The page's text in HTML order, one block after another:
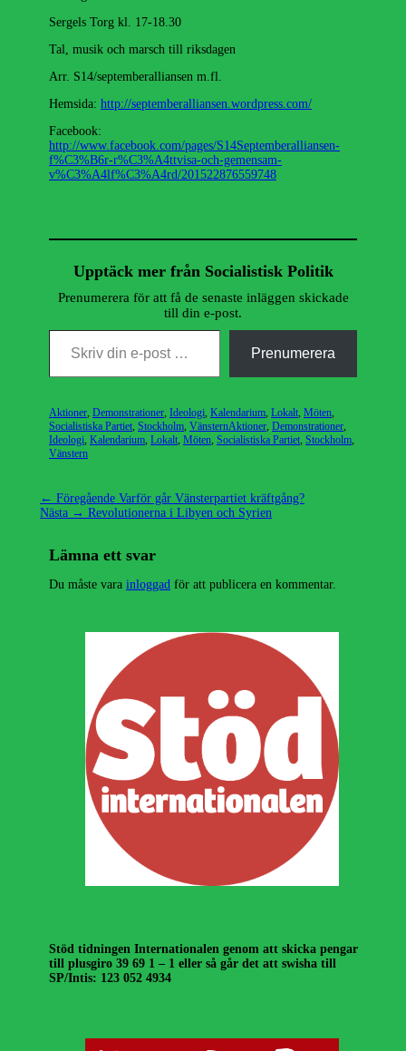
Sergels Torg kl. 17-18.30
Tal, musik och marsch till riksdagen
Arr. S14/septemberalliansen m.fl.
Hemsida: http://septemberalliansen.wordpress.com/
Facebook:
http://www.facebook.com/pages/S14Septemberalliansen-
f%C3%B6r-r%C3%A4ttvisa-och-gemensam-
v%C3%A4lf%C3%A4rd/201522876559748
Upptäck mer från Socialistisk Politik
Prenumerera för att få de senaste inläggen skickade
till din e-post.
Skriv din e-post …
Prenumerera
Kategorier
Aktioner Demonstrationer Ideologi Kalendarium Lokalt Möten
Socialistiska Partiet Stockholm VänsternEtiketter
Aktioner Demonstrationer
Ideologi Kalendarium Lokalt Möten Socialistiska Partiet Stockholm
Vänstern
Inläggsnavigering
← Föregående Föregående
inlägg:
Varför går Vänsterpartiet kräftgång?
Nästa → Nästa
Revolutionerna i Libyen och Syrien
Lämna ett svar
Du måste vara inloggad för att publicera en kommentar.
Stöd tidningen Internationalen genom att skicka pengar
till plusgiro 39 69 1 – 1 eller så går det att swisha till
SP/Intis: 123 052 4934